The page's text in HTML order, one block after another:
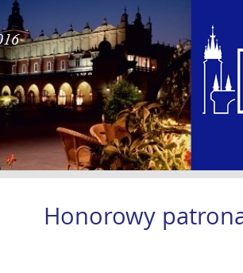
Honorowy